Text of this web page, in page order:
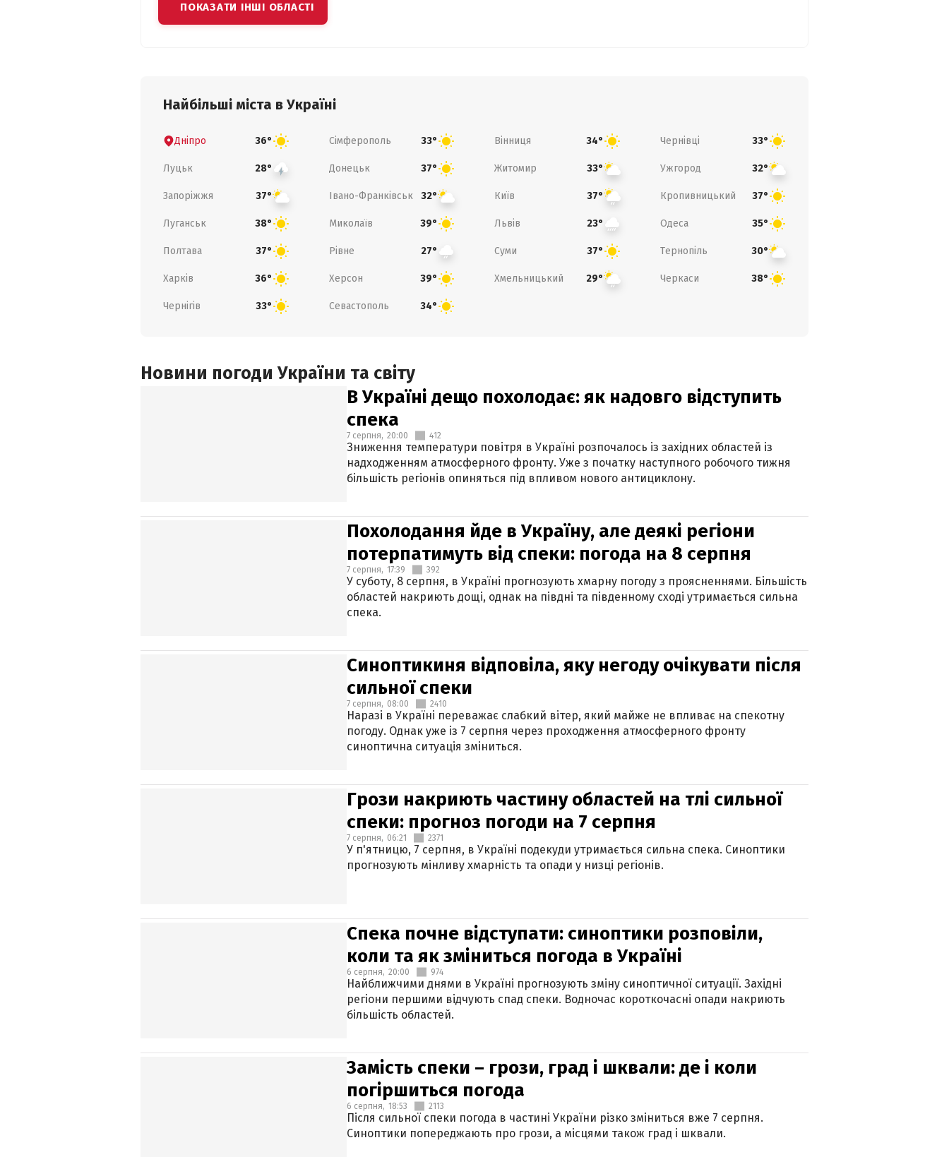
ПОКАЗАТИ ІНШІ ОБЛАСТІ
Найбільші міста в Україні
Дніпро 36° Сімферополь 33° Вінниця 34° Чернівці 33°
Луцьк 28° Донецьк 37° Житомир 33° Ужгород 32°
Запоріжжя 37° Івано-Франківськ 32° Київ 37° Кропивницький 37°
Луганськ 38° Миколаїв 39° Львів 23° Одеса 35°
Полтава 37° Рівне 27° Суми 37° Тернопіль 30°
Харків 36° Херсон 39° Хмельницький 29° Черкаси 38°
Чернігів 33° Севастополь 34°
Новини погоди України та світу
В Україні дещо похолодає: як надовго відступить
спека
7 серпня, 20:00 412
Зниження температури повітря в Україні розпочалось із західних областей із
надходженням атмосферного фронту. Уже з початку наступного робочого тижня
більшість регіонів опиняться під впливом нового антициклону.
Похолодання йде в Україну, але деякі регіони
потерпатимуть від спеки: погода на 8 серпня
7 серпня, 17:39 392
У суботу, 8 серпня, в Україні прогнозують хмарну погоду з проясненнями. Більшість
областей накриють дощі, однак на півдні та південному сході утримається сильна
спека.
Синоптикиня відповіла, яку негоду очікувати після
сильної спеки
7 серпня, 08:00 2410
Наразі в Україні переважає слабкий вітер, який майже не впливає на спекотну
погоду. Однак уже із 7 серпня через проходження атмосферного фронту
синоптична ситуація зміниться.
Грози накриють частину областей на тлі сильної
спеки: прогноз погоди на 7 серпня
7 серпня, 06:21 2371
У п'ятницю, 7 серпня, в Україні подекуди утримається сильна спека. Синоптики
прогнозують мінливу хмарність та опади у низці регіонів.
Спека почне відступати: синоптики розповіли,
коли та як зміниться погода в Україні
6 серпня, 20:00 974
Найближчими днями в Україні прогнозують зміну синоптичної ситуації. Західні
регіони першими відчують спад спеки. Водночас короткочасні опади накриють
більшість областей.
Замість спеки – грози, град і шквали: де і коли
погіршиться погода
6 серпня, 18:53 2113
Після сильної спеки погода в частині України різко зміниться вже 7 серпня.
Синоптики попереджають про грози, а місцями також град і шквали.